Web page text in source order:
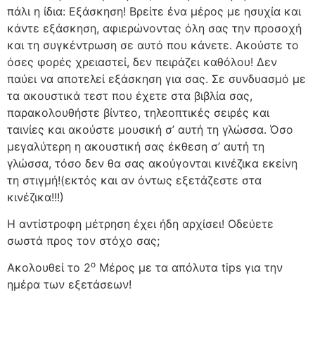
πάλι η ίδια: Εξάσκηση! Βρείτε ένα μέρος με ησυχία και
κάντε εξάσκηση, αφιερώνοντας όλη σας την προσοχή
και τη συγκέντρωση σε αυτό που κάνετε. Ακούστε το
όσες φορές χρειαστεί, δεν πειράζει καθόλου! Δεν
παύει να αποτελεί εξάσκηση για σας. Σε συνδυασμό με
τα ακουστικά τεστ που έχετε στα βιβλία σας,
παρακολουθήστε βίντεο, τηλεοπτικές σειρές και
ταινίες και ακούστε μουσική σ’ αυτή τη γλώσσα. Όσο
μεγαλύτερη η ακουστική σας έκθεση σ’ αυτή τη
γλώσσα, τόσο δεν θα σας ακούγονται κινέζικα εκείνη
τη στιγμή!(εκτός και αν όντως εξετάζεστε στα
κινέζικα!!!)
Η αντίστροφη μέτρηση έχει ήδη αρχίσει! Οδεύετε
σωστά προς τον στόχο σας;
Ακολουθεί το 2ο Μέρος με τα απόλυτα tips για την
ημέρα των εξετάσεων!